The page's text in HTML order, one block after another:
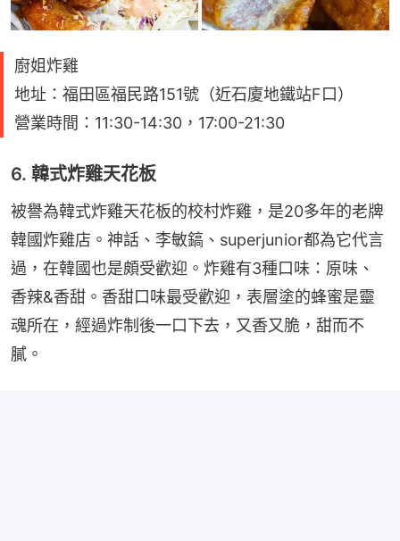
廚姐炸雞
地址：福田區福民路151號（近石廈地鐵站F口）
營業時間：11:30-14:30，17:00-21:30
6. 韓式炸雞天花板
被譽為韓式炸雞天花板的校村炸雞，是20多年的老牌
韓國炸雞店。神話、李敏鎬、superjunior都為它代言
過，在韓國也是頗受歡迎。炸雞有3種口味：原味、
香辣&香甜。香甜口味最受歡迎，表層塗的蜂蜜是靈
魂所在，經過炸制後一口下去，又香又脆，甜而不
膩。